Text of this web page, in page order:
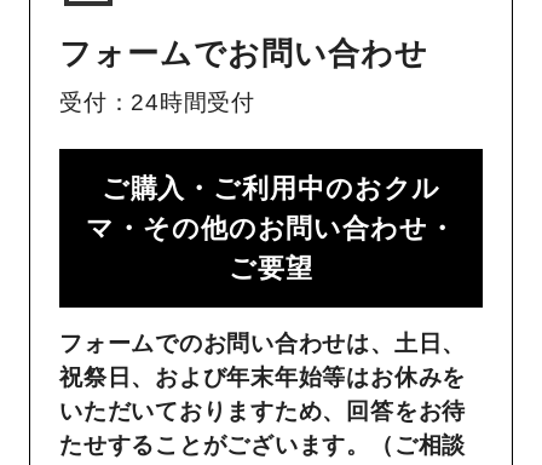
フォームでお問い合わせ
受付：24時間受付
ご購入・ご利用中のおクル
マ・その他のお問い合わせ・
ご要望​
フォームでのお問い合わせは、土日、
祝祭日、および年末年始等はお休みを
いただいておりますため、回答をお待
たせすることがございます。（ご相談